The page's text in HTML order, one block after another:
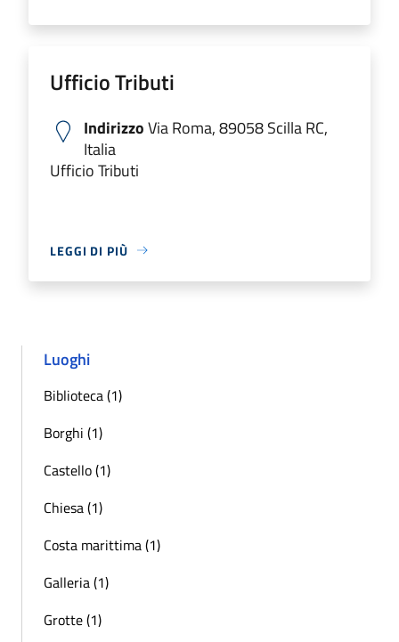
Ufficio Tributi
IndirizzoVia Roma, 89058 Scilla RC,
Italia
Ufficio Tributi
LEGGI DI PIÙ
Luoghi
Biblioteca (1)
Borghi (1)
Castello (1)
Chiesa (1)
Costa marittima (1)
Galleria (1)
Grotte (1)